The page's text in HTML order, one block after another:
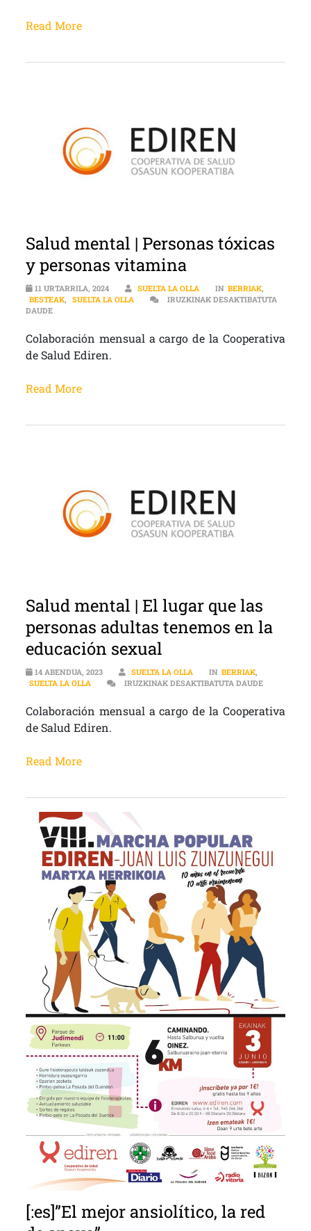
Read More
Salud mental | Personas tóxicas
y personas vitamina
11 URTARRILA, 2024 SUELTA LA OLLA IN BERRIAK,
BESTEAK, SUELTA LA OLLA
IRUZKINAK DESAKTIBATUTA
DAUDESALUD MENTAL | PERSONAS TÓXICAS Y PERSONAS VITAMINA
Colaboración mensual a cargo de la Cooperativa
de Salud Ediren.
Read More
Salud mental | El lugar que las
personas adultas tenemos en la
educación sexual
14 ABENDUA, 2023 SUELTA LA OLLA IN BERRIAK,
SUELTA LA OLLA
IRUZKINAK DESAKTIBATUTA DAUDESALUD
Colaboración mensual a cargo de la Cooperativa
de Salud Ediren.
Read More
[:es]”El mejor ansiolítico, la red